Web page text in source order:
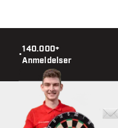
•
140.000+
Anmeldelser